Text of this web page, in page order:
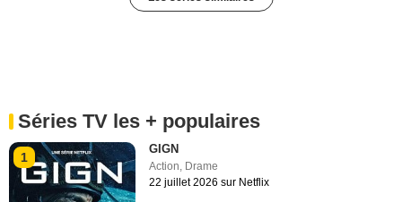
Séries TV les + populaires
1
GIGN
Action, Drame
22 juillet 2026 sur Netflix